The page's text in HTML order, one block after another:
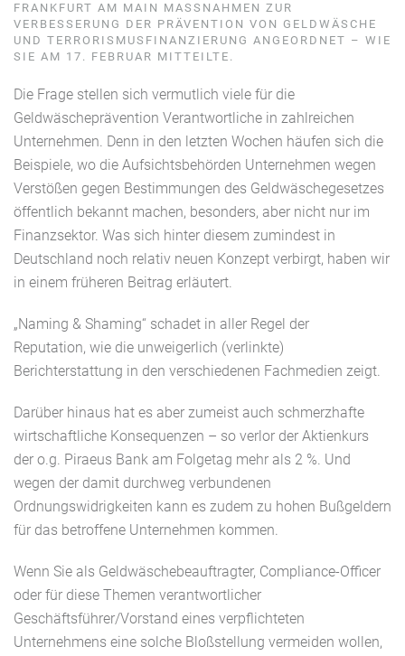
FRANKFURT AM MAIN MASSNAHMEN ZUR V
ERBESSERUNG DER PRÄVENTION VON GELDWÄSCHE U
ND TERRORISMUSFINANZIERUNG ANGEORDNET – WIE S
IE AM 17. FEBRUAR MITTEILTE.
Die Frage stellen sich vermutlich viele für die
Geldwäscheprävention Verantwortliche in zahlreichen
Unternehmen. Denn in den letzten Wochen häufen sich die
Beispiele, wo die Aufsichtsbehörden Unternehmen wegen
Verstößen gegen Bestimmungen des Geldwäschegesetzes
öffentlich bekannt machen, besonders, aber nicht nur im
Finanzsektor. Was sich hinter diesem zumindest in
Deutschland noch relativ neuen Konzept verbirgt, haben wir
in einem früheren Beitrag erläutert.
„Naming & Shaming“ schadet in aller Regel der
Reputation, wie die unweigerlich (verlinkte)
Berichterstattung in den verschiedenen Fachmedien zeigt.
Darüber hinaus hat es aber zumeist auch schmerzhafte
wirtschaftliche Konsequenzen – so verlor der Aktienkurs
der o.g. Piraeus Bank am Folgetag mehr als 2 %. Und
wegen der damit durchweg verbundenen
Ordnungswidrigkeiten kann es zudem zu hohen Bußgeldern
für das betroffene Unternehmen kommen.
Wenn Sie als Geldwäschebeauftragter, Compliance-Officer
oder für diese Themen verantwortlicher
Geschäftsführer/Vorstand eines verpflichteten
Unternehmens eine solche Bloßstellung vermeiden wollen,